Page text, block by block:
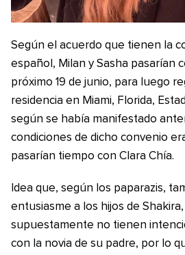
Según el acuerdo que tienen la
español, Milan y Sasha pasarían
próximo 19 de junio, para luego
residencia en Miami, Florida,
según se había manifestado
condiciones de dicho convenio
pasarían tiempo con Clara Chía.
Idea que, según los paparazis,
entusiasme a los hijos de
supuestamente no tienen
con la novia de su padre, por lo